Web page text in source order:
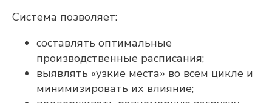
Система позволяет:
составлять оптимальные
производственные расписания;
выявлять «узкие места» во всем цикле и
минимизировать их влияние;